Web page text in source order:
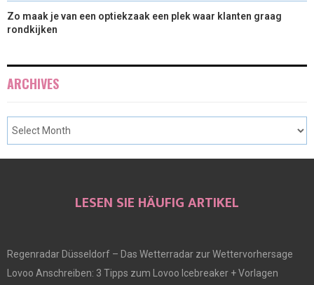
Zo maak je van een optiekzaak een plek waar klanten graag
rondkijken
ARCHIVES
LESEN SIE HÄUFIG ARTIKEL
Regenradar Düsseldorf – Das Wetterradar zur Wettervorhersage
Lovoo Anschreiben: 3 Tipps zum Lovoo Icebreaker + Vorlagen